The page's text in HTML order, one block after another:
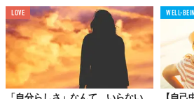
08.
物事の変化を実感するための唯一の
び込んで、ダンスに加わることだ。
LOVE WELL-